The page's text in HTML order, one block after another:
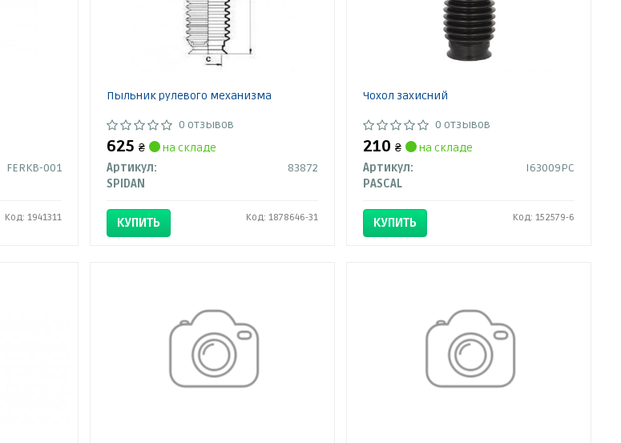
FERKB-001
Код: 1941311
Пыльник рулевого механизма
0 отзывов
625₴
на складе
Артикул:
83872
SPIDAN
КУПИТЬ Код: 1878646-31
Чохол захисний
0 отзывов
210₴
на складе
Артикул:
I63009PC
PASCAL
КУПИТЬ Код: 152579-6